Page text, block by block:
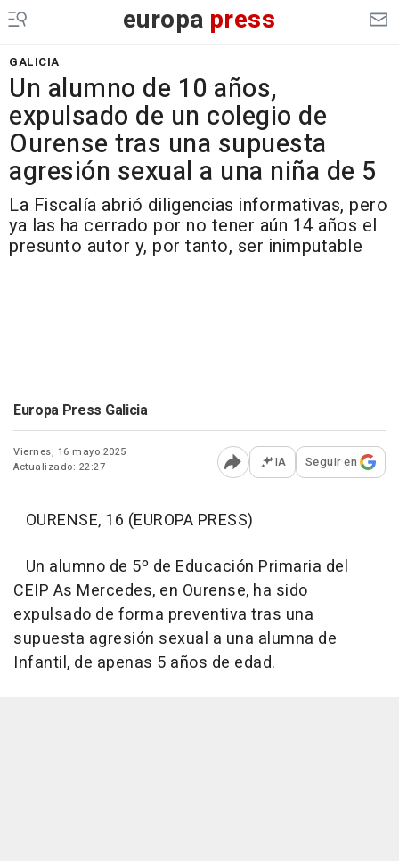
europa press
GALICIA
Un alumno de 10 años,
expulsado de un colegio de
Ourense tras una supuesta
agresión sexual a una niña de 5
La Fiscalía abrió diligencias informativas, pero
ya las ha cerrado por no tener aún 14 años el
presunto autor y, por tanto, ser inimputable
Europa Press Galicia
Viernes, 16 mayo 2025
Actualizado: 22:27
Abrir opciones para
IA Seguir en
OURENSE, 16 (EUROPA PRESS)
Un alumno de 5º de Educación Primaria del
CEIP As Mercedes, en Ourense, ha sido
expulsado de forma preventiva tras una
supuesta agresión sexual a una alumna de
Infantil, de apenas 5 años de edad.